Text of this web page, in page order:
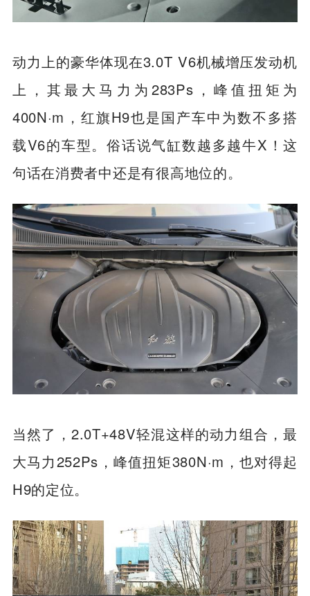
动力上的豪华体现在3.0T V6机械增压发动机
上，其最大马力为283Ps，峰值扭矩为
400N·m，红旗H9也是国产车中为数不多搭
载V6的车型。俗话说气缸数越多越牛X！这
句话在消费者中还是有很高地位的。
当然了，2.0T+48V轻混这样的动力组合，最
大马力252Ps，峰值扭矩380N·m，也对得起
H9的定位。